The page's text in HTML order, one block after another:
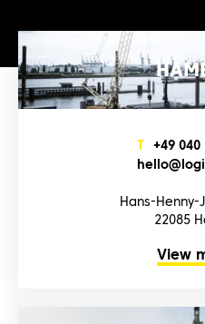
T +4‌9‌ 0‌4‌0‌
Hans-Henny-
22085
View